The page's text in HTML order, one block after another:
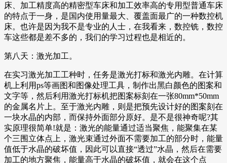
床、加工精度高的精密型车床和加工效率高的专用型普通车床
的特点于一身，是国内使用量最大、覆盖面最广的一种数控机
床。也许是因为我不是专业的人士，在我看来，数控铣，数控
车这些都是差不多的，我们的学习过程也是相近的。
第八天：激光加工。
在实习激光加工工种时，任务是激光打标和激光内雕。在计算
机上利用ps等画图和图像处理工具，制作出黑白颜色的图案和
文字等，然后利用激光打标机把图案标刻在一张80mm*50mm
的金属名片上。至于激光内雕，则是把预先设计好的图案刻在
一块水晶的内部，而保持外面部分原好。是不是很神奇呢?其
实原理很简单!就是：激光的能量通过适当聚焦，能聚集在某
个三围立体点上，激光束通过外面不需要加工的部分时，能量
值低于水晶的破坏值，因此可以直接“透过”水晶，然后在需要
加工的地方聚焦，能量高于水晶的破坏值，就会在这个点